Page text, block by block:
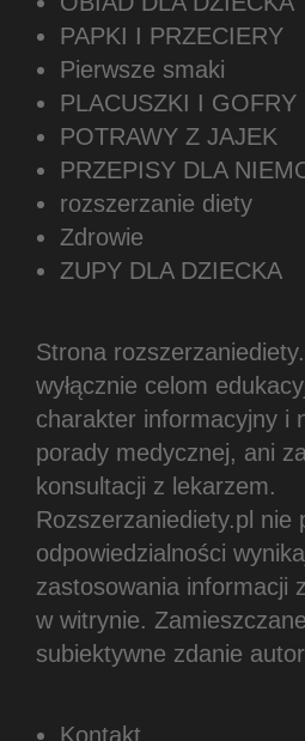
PAPKI I PRZECIERY
Pierwsze smaki
PLACUSZKI I GOFRY
POTRAWY Z JAJEK
PRZEPISY DLA
rozszerzanie diety
Zdrowie
ZUPY DLA DZIECKA
Strona
wyłącznie celom
charakter informacyjny i
porady medycznej, ani
konsultacji z lekarzem.
Rozszerzaniediety.pl nie
odpowiedzialności
zastosowania informacji
w witrynie.
subiektywne zdanie
Kontakt